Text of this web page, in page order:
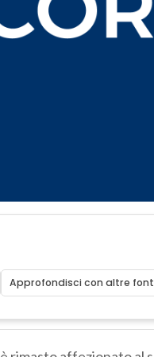
Approfondisci con altre